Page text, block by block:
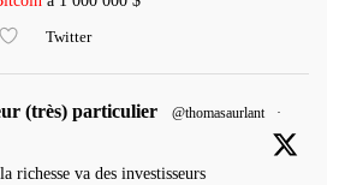
Twitter
(très) particulier @thomasaurlant
·
richesse va des investisseurs